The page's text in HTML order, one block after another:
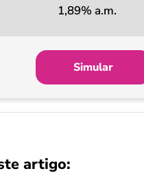
1,89% a.m.
Simular
artigo: